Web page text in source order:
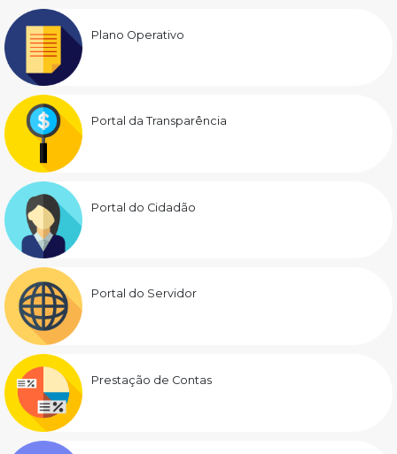
Plano Operativo
Portal da Transparência
Portal do Cidadão
Portal do Servidor
Prestação de Contas